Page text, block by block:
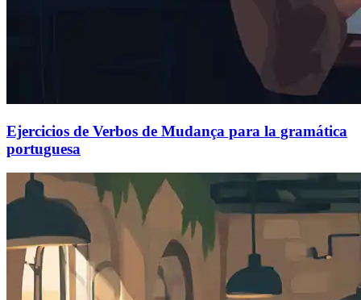
Ejercicios de Verbos de Mudança para la gramática
portuguesa